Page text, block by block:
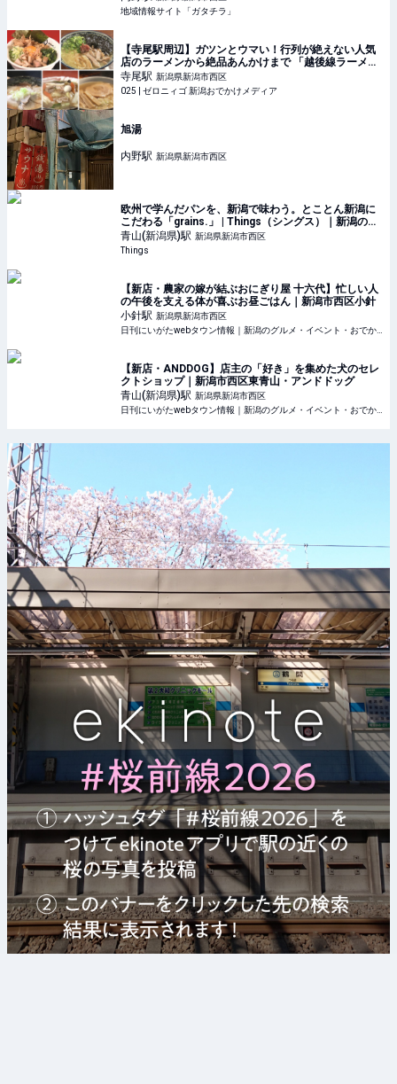
に行こう♪ - ガタチラ｜みんなでつくる街メディア
地域情報サイト「ガタチラ」
【寺尾駅周辺】ガツンとウマい！行列が絶えない人気
店のラーメンから絶品あんかけまで 「越後線ラーメン
まとめ5選」 #あんかけ #こだわり #まとめ #チャーハ
ン #ディナー #ランチ #中華そば #人気
寺尾駅 新潟県新潟市西区
025 | ゼロニィゴ 新潟おでかけメディア
旭湯
内野駅 新潟県新潟市西区
欧州で学んだパンを、新潟で味わう。とことん新潟に
こだわる「grains.」 | Things（シングス）｜新潟のロ
ーカルなWebマガジン
青山(新潟県)駅 新潟県新潟市西区
Things
【新店・農家の嫁が結ぶおにぎり屋 十六代】忙しい人
の午後を支える体が喜ぶお昼ごはん｜新潟市西区小針
小針駅 新潟県新潟市西区
【新店・ANDDOG】店主の「好き」を集めた犬のセレ
クトショップ｜新潟市西区東青山・アンドドッグ
青山(新潟県)駅 新潟県新潟市西区